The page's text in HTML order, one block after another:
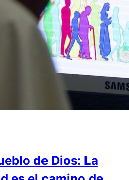
de Dios: La